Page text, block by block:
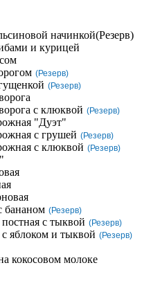
начинкой(Резерв)
и курицей
(Резерв)
(Резерв)
с клюквой (Резерв)
"Дуэт"
с грушей (Резерв)
с клюквой (Резерв)
бананом (Резерв)
с тыквой (Резерв)
яблоком и тыквой (Резерв)
кокосовом молоке